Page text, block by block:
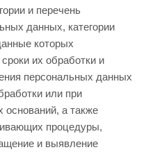
и перечень
данных, категории
которых
их обработки и
персональных данных
или при
оснований, а также
процедуры,
и выявление